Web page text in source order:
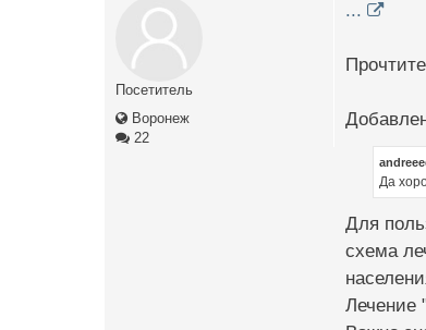
Посетитель
Воронеж
22
...
Да
Для
схема
Лечение